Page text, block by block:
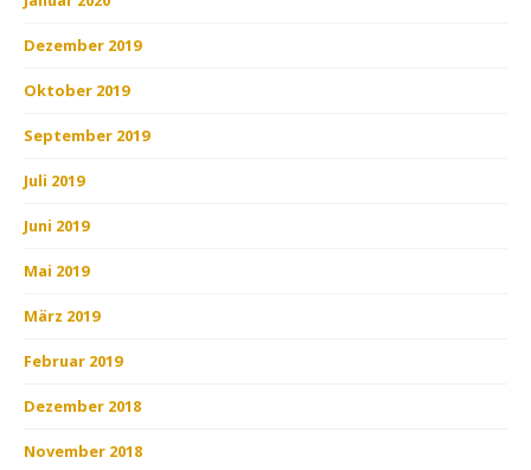
Dezember 2019
Oktober 2019
September 2019
Juli 2019
Juni 2019
Mai 2019
März 2019
Februar 2019
Dezember 2018
November 2018